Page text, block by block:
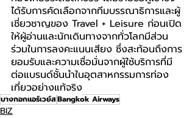
ได้รับการคัดเลือกจากทีมบรรณาธิการและผู้
เชี่ยวชาญของ Travel + Leisure ก่อนเปิด
ให้ผู้อ่านและนักเดินทางจากทั่วโลกมีส่วน
ร่วมในการลงคะแนนเสียง ซึ่งสะท้อนถึงการ
ยอมรับและความเชื่อมั่นจากผู้ใช้บริการที่มี
ต่อแบรนด์ชั้นนำในอุตสาหกรรมการท่อง
เที่ยวอย่างแท้จริง
บางกอกแอร์เวย์สBangkok Airways
BIZ